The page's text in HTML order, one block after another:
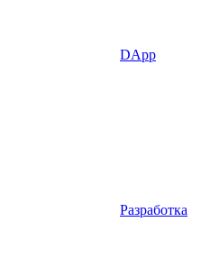
DApp
Разработка